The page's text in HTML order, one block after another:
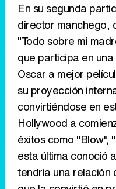
En su segunda
director manchego,
"Todo sobre mi
que participa en
Oscar a mejor
su proyección
convirtiéndose en
Hollywood a
éxitos como "Blow",
esta última conoció
tendría una relación